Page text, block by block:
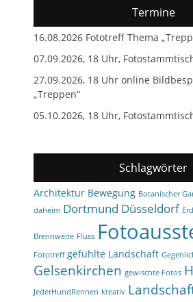
Termine
16.08.2026 Fototreff Thema
07.09.2026, 18 Uhr,
27.09.2026, 18 Uhr online
„Treppen“
05.10.2026, 18 Uhr,
Schlagwörter
Architektur Bewegung Botanischer
daheim Dortmund Düsseldorf
Brennweite Fluss
Fototreff gefühlte Landschaft
Gelsenkirchen gewischte Fotos
JederHundRennen kreativ